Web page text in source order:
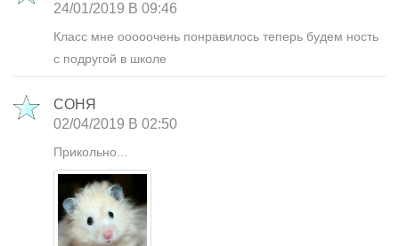
24/01/2019 В 09:46
Класс мне ооооочень понравилось теперь будем ность
с подругой в школе
СОНЯ
02/04/2019 В 02:50
Прикольно...